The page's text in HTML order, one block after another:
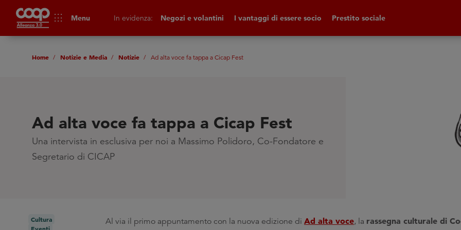
apps Menu In evidenza: Negozi e volantini I vantaggi di essere socio Prestito sociale
Home Notizie e Media Notizie Ad alta voce fa tappa a Cicap Fest
Ad alta voce fa tappa a Cicap Fest
Una intervista in esclusiva per noi a Massimo Polidoro, Co-Fondatore e
Segretario di CICAP
Cultura
Al via il primo appuntamento con la nuova edizione di Ad alta voce, la rassegna culturale di